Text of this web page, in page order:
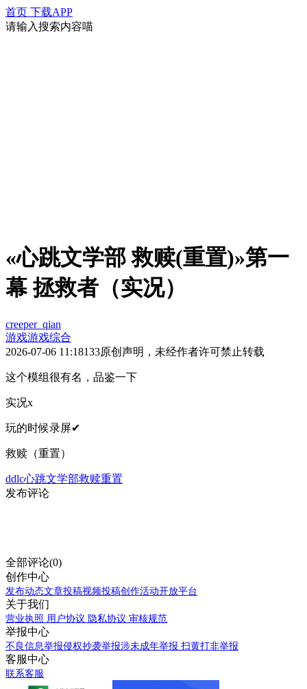
首页 下载APP
请输入搜索内容喵
«心跳文学部 救赎(重置)»第一
幕 拯救者（实况）
creeper_qian
游戏游戏综合
2026-07-06 11:18133原创声明，未经作者许可禁止转载
这个模组很有名，品鉴一下
实况x
玩的时候录屏✔
救赎（重置）
ddlc心跳文学部救赎重置
发布评论
全部评论(0)
创作中心
发布动态文章投稿视频投稿创作活动开放平台
关于我们
营业执照 用户协议 隐私协议 审核规范
举报中心
不良信息举报侵权抄袭举报涉未成年举报 扫黄打非举报
客服中心
联系客服